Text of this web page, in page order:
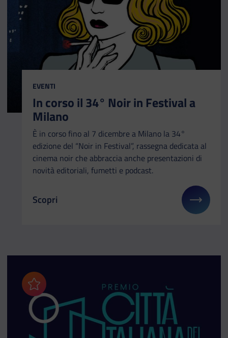
CATEGORIA:
EVENTI
In corso il 34° Noir in Festival a
Milano
È in corso fino al 7 dicembre a Milano la 34°
edizione del “Noir in Festival”, rassegna dedicata al
cinema noir che abbraccia anche presentazioni di
novità editoriali, fumetti e podcast.
Il link ti porterà ad avere maggiori dettagli su: In
Scopri
Aggiungi ai preferiti